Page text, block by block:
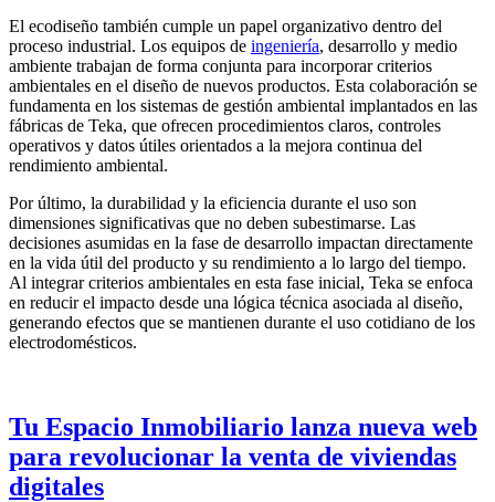
El ecodiseño también cumple un papel organizativo dentro del
proceso industrial. Los equipos de ingeniería, desarrollo y medio
ambiente trabajan de forma conjunta para incorporar criterios
ambientales en el diseño de nuevos productos. Esta colaboración se
fundamenta en los sistemas de gestión ambiental implantados en las
fábricas de Teka, que ofrecen procedimientos claros, controles
operativos y datos útiles orientados a la mejora continua del
rendimiento ambiental.
Por último, la durabilidad y la eficiencia durante el uso son
dimensiones significativas que no deben subestimarse. Las
decisiones asumidas en la fase de desarrollo impactan directamente
en la vida útil del producto y su rendimiento a lo largo del tiempo.
Al integrar criterios ambientales en esta fase inicial, Teka se enfoca
en reducir el impacto desde una lógica técnica asociada al diseño,
generando efectos que se mantienen durante el uso cotidiano de los
electrodomésticos.
Tu Espacio Inmobiliario lanza nueva web
para revolucionar la venta de viviendas
digitales